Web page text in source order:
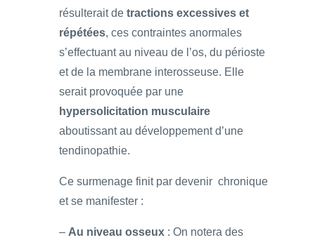
résulterait de tractions excessives et
répétées, ces contraintes anormales
s’effectuant au niveau de l’os, du périoste
et de la membrane interosseuse. Elle
serait provoquée par une
hypersolicitation musculaire
aboutissant au développement d’une
tendinopathie.
Ce surmenage finit par devenir chronique
et se manifester :
– Au niveau osseux : On notera des